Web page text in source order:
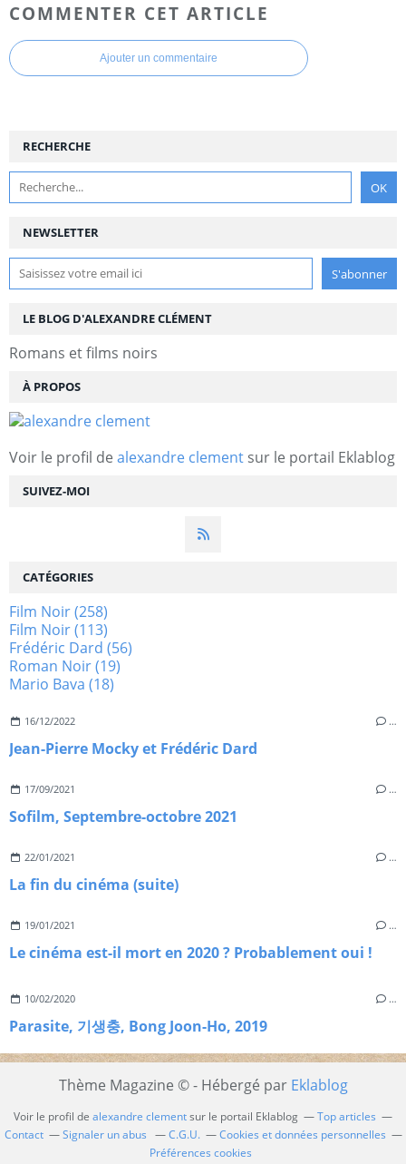
COMMENTER CET ARTICLE
Ajouter un commentaire
NEWSLETTER
SUIVEZ-MOI
RECHERCHE
LE BLOG D'ALEXANDRE CLÉMENT
Romans et films noirs
À PROPOS
Voir le profil de alexandre clement sur le portail Eklablog
16/12/2022 …
Jean-Pierre Mocky et Frédéric Dard
17/09/2021 …
Sofilm, Septembre-octobre 2021
22/01/2021 …
La fin du cinéma (suite)
19/01/2021 …
Le cinéma est-il mort en 2020 ? Probablement oui !
10/02/2020 …
Parasite, 기생충, Bong Joon-Ho, 2019
CATÉGORIES
Film Noir(258)
Film Noir(113)
Frédéric Dard (56)
Roman Noir(19)
Mario Bava (18)
Thème Magazine © - Hébergé par Eklablog
Voir le profil de alexandre clementsur le portail Eklablog
Top articles
Contact
Signaler un abus C.G.U.
Cookies et données personnelles
Préférences cookies